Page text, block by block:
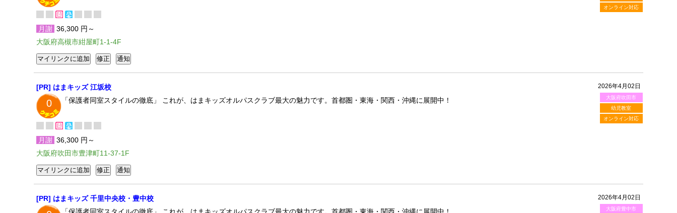
オンライン対応
月謝 36,300 円～
大阪府高槻市紺屋町1-1-4F
2026年4月02日
大阪府吹田市
幼児教室
オンライン対応
[PR] はまキッズ 江坂校
0 「保護者同室スタイルの徹底」 これが、はまキッズオルパスクラブ最大の魅力です。首都圏・東海・関西・沖縄に展開中！
月謝 36,300 円～
大阪府吹田市豊津町11-37-1F
2026年4月02日
大阪府豊中市
[PR] はまキッズ 千里中央校・豊中校